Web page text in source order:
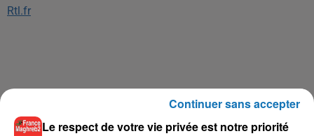
Rtl.fr
Le respect de votre vie privée est notre priorité
Continuer sans accepter